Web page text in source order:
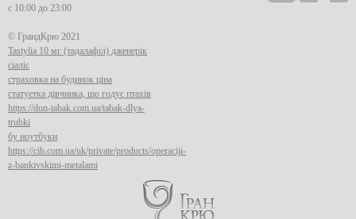
с 10:00 до 23:00
© ГрандКрю 2021
Tastylia 10 мг (тадалафіл) дженерік
сіаліс
страховка на будинок ціна
статуетка дівчинка, що годує птахів
https://don-tabak.com.ua/tabak-dlya-
trubki
бу ноутбуки
https://cib.com.ua/uk/private/products/operaciji-
z-bankivskimi-metalami